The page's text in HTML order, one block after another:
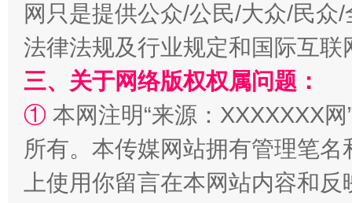
阿坝州三大球赛在茂县开幕 规模
网只是提供公众/公民/大众/民
法律法规及行业规定和国际互
三、关于网络版权权属问题：
① 本网注明“来源：XXXXXXX
所有。本传媒网站拥有管理笔
上使用你留言在本网站内容和